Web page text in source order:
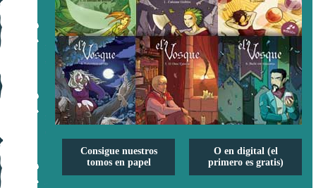
Consigue nuestros
tomos en papel
O en digital (el
primero es gratis)